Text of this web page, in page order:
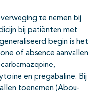
te nemen bij
bij patiënten met
begin is het
of absence aanvallen
en pregabaline. Bij
toenemen (Abou-